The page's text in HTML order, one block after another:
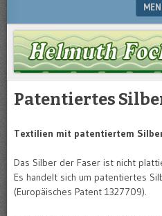
SKIP TO CONTENT
Patentiertes
Textilien mit patentiertem
Das Silber der Faser ist nicht
Es handelt sich um patentiertes
(Europäisches Patent 1327709).